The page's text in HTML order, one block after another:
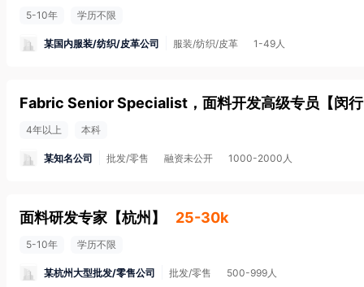
5-10年 学历不限
某国内服装/纺织/皮革公司 服装/纺织/皮革 1-49人
Fabric Senior Specialist，面料开发高级专员 【闵
4年以上 本科
某知名公司 批发/零售 融资未公开 1000-2000人
面料研发专家 【杭州 】 25-30k
5-10年 学历不限
某杭州大型批发/零售公司 批发/零售 500-999人